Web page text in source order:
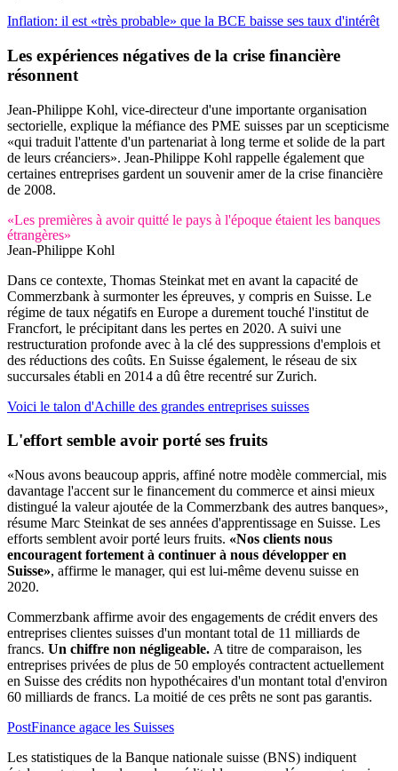
Inflation: il est «très probable» que la BCE baisse ses taux d'intérêt
Les expériences négatives de la crise financière
résonnent
Jean-Philippe Kohl, vice-directeur d'une importante organisation
sectorielle, explique la méfiance des PME suisses par un scepticisme
«qui traduit l'attente d'un partenariat à long terme et solide de la part
de leurs créanciers». Jean-Philippe Kohl rappelle également que
certaines entreprises gardent un souvenir amer de la crise financière
de 2008.
«Les premières à avoir quitté le pays à l'époque étaient les banques
étrangères»
Jean-Philippe Kohl
Dans ce contexte, Thomas Steinkat met en avant la capacité de
Commerzbank à surmonter les épreuves, y compris en Suisse. Le
régime de taux négatifs en Europe a durement touché l'institut de
Francfort, le précipitant dans les pertes en 2020. A suivi une
restructuration profonde avec à la clé des suppressions d'emplois et
des réductions des coûts. En Suisse également, le réseau de six
succursales établi en 2014 a dû être recentré sur Zurich.
Voici le talon d'Achille des grandes entreprises suisses
L'effort semble avoir porté ses fruits
«Nous avons beaucoup appris, affiné notre modèle commercial, mis
davantage l'accent sur le financement du commerce et ainsi mieux
distingué la valeur ajoutée de la Commerzbank des autres banques»,
résume Marc Steinkat de ses années d'apprentissage en Suisse. Les
efforts semblent avoir porté leurs fruits. «Nos clients nous
encouragent fortement à continuer à nous développer en
Suisse», affirme le manager, qui est lui-même devenu suisse en
2020.
Commerzbank affirme avoir des engagements de crédit envers des
entreprises clientes suisses d'un montant total de 11 milliards de
francs. Un chiffre non négligeable. A titre de comparaison, les
entreprises privées de plus de 50 employés contractent actuellement
en Suisse des crédits non hypothécaires d'un montant total d'environ
60 milliards de francs. La moitié de ces prêts ne sont pas garantis.
PostFinance agace les Suisses
Les statistiques de la Banque nationale suisse (BNS) indiquent